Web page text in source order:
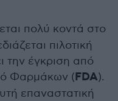
πολύ κοντά στο
πιλοτική
την έγκριση από
Φαρμάκων (FDA).
επαναστατική